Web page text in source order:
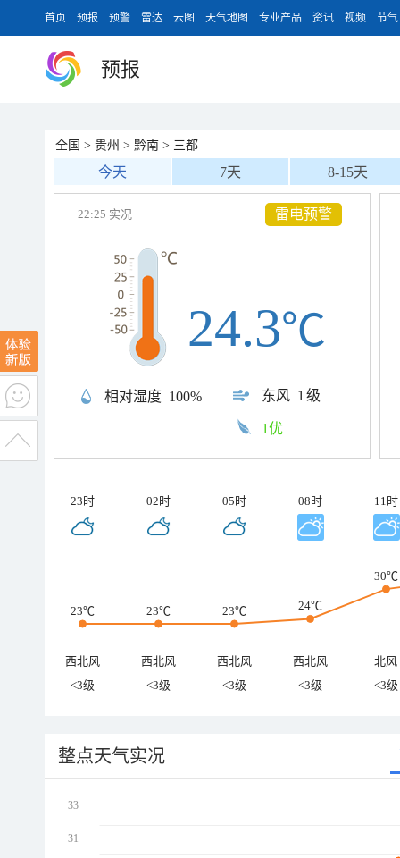
首页 预报 预警 雷达 云图 天气地图 专业产品 资讯 视频 节气
预报
全国 > 贵州 > 黔南 > 三都
今天 7天 8-15天
22:25 实况
相对湿度 100% 东风 1级
24.3℃
1优
雷电预警
23时 02时 05时 08时 11时
23℃ 23℃ 23℃ 24℃
30℃
西北风 西北风 西北风 西北风
北风
<3级
<3级 <3级 <3级 <3级
整点天气实况
33
31